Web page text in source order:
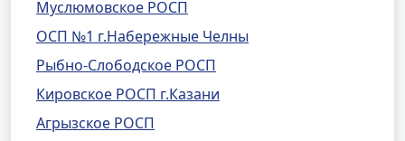
Муслюмовское РОСП
ОСП №1 г.Набережные Челны
Рыбно-Слободское РОСП
Кировское РОСП г.Казани
Агрызское РОСП